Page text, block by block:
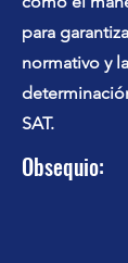
para
normativo y
SAT.
Obsequio: